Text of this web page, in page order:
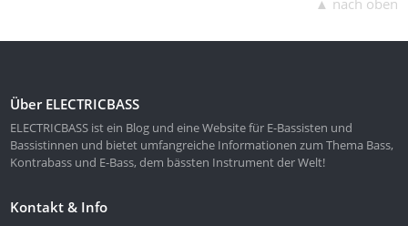
Über ELECTRICBASS
ELECTRICBASS ist ein Blog und eine Website für E-Bassisten und
Bassistinnen und bietet umfangreiche Informationen zum Thema Bass,
Kontrabass und E-Bass, dem bässten Instrument der Welt!
Kontakt & Info